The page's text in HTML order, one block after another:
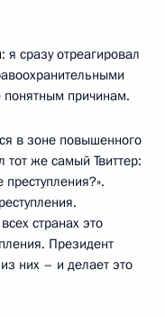
сразу отреагировал
понятным причинам.
в зоне повышенного
тот же самый Твиттер:
преступления?».
странах это
Президент
них – и делает это